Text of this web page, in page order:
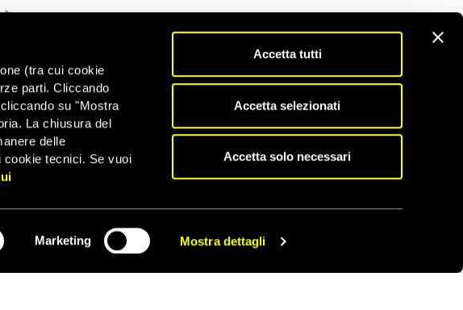
(tra cui cookie
parti. Cliccando
su "Mostra
La chiusura del
delle
cookie tecnici. Se vuoi
Marketing Mostra dettagli
Accetta tutti
Accetta selezionati
Accetta solo necessari
È stato fermato alle 6.30 del 7 luglio
autorizzato di Volkspark verso il centro
è sempre individuale
fatto di essersi trovata nel posto
caso di Fabio. Secondo le
che Fabio abbia preso parte
a un cordone di polizia, alcuni del
Di lì a poco, la polizia eseguì gli
Fabio a queste azioni violente. Lo
CONDIVIDI